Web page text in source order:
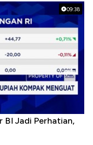
09:38
BI Jadi Perhatian,